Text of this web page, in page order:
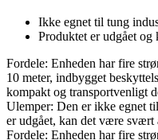
Ikke egnet til tung
Produktet er udgået
Fordele: Enheden har fire
10 meter, indbygget
kompakt og transportvenligt
Ulemper: Den er ikke egnet
er udgået, kan det være svært
Fordele: Enheden har fire